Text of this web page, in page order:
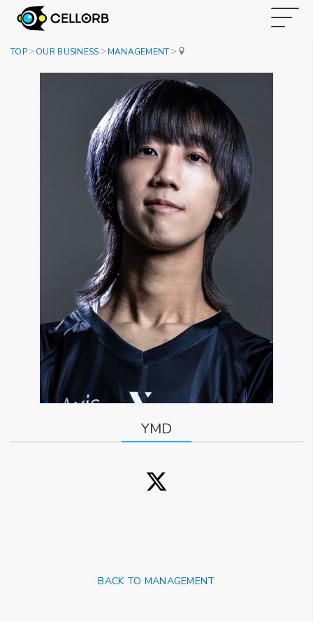
TOP OUR BUSINESS MANAGEMENT
YMD
BACK TO MANAGEMENT